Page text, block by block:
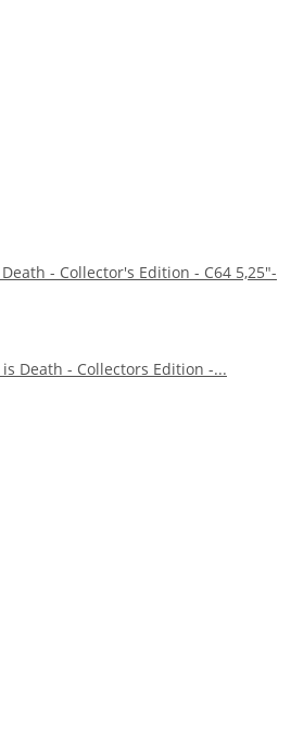
- Collector's Edition - C64 5,25"-